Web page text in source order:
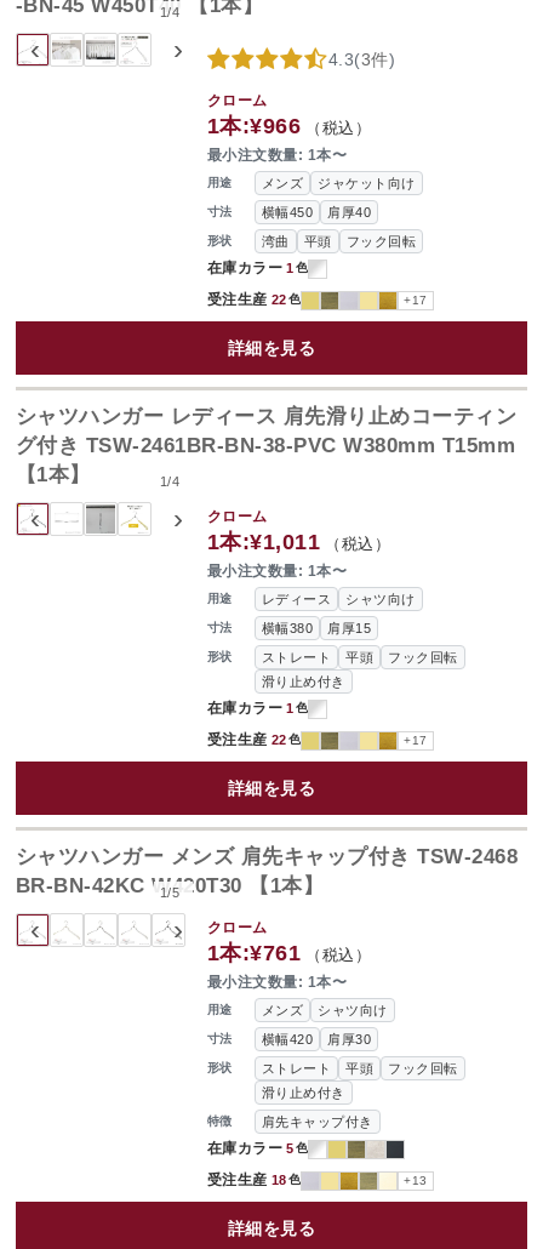
‹ ›
1/4
-BN-45 W450T40 【1本】
用途 メンズ ジャケット向け
寸法 横幅450 肩厚40
形状 湾曲 平頭 フック回転
在庫カラー 1色
受注生産 22色 +17
4.3(3件)
クローム
1本:¥966 （税込）
最小注文数量: 1本〜
詳細を見る
‹ ›
1/4
シャツハンガー レディース 肩先滑り止めコーティン
グ付き TSW-2461BR-BN-38-PVC W380mm T15mm
【1本】
用途 レディース シャツ向け
寸法 横幅380 肩厚15
形状 ストレート 平頭
フック回転
滑り止め付き
在庫カラー 1色
受注生産 22色 +17
クローム
1本:¥1,011 （税込）
最小注文数量: 1本〜
詳細を見る
‹ ›
1/5
シャツハンガー メンズ 肩先キャップ付き TSW-2468
BR-BN-42KC W420T30 【1本】
用途 メンズ シャツ向け
寸法 横幅420 肩厚30
形状 ストレート 平頭
フック回転
滑り止め付き
特徴 肩先キャップ付き
在庫カラー 5色
受注生産 18色 +13
クローム
1本:¥761 （税込）
最小注文数量: 1本〜
詳細を見る